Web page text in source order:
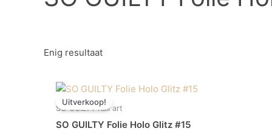
Enig resultaat
Uitverkoop!
SO GUILTY nail art
SO GUILTY Folie Holo Glitz #15
Oorspronkelijke
prijs
was:
Huidige
is: